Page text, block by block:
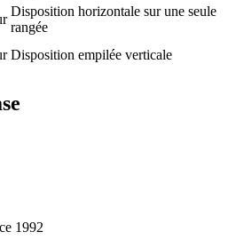
Disposition horizontale sur une seule
rangée
Disposition empilée verticale
1992